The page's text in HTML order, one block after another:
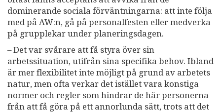
dominerande sociala förväntningarna: att inte följa
med på AW:n, gå på personalfesten eller medverka
på grupplekar under planeringsdagen.
– Det var svårare att få styra över sin
arbetssituation, utifrån sina specifika behov. Ibland
är mer flexibilitet inte möjligt på grund av arbetets
natur, men ofta verkar det istället vara konstiga
normer och regler som hindrar de här personerna
från att få göra på ett annorlunda sätt, trots att det